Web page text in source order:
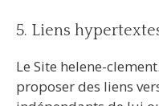
5. Liens
Le Site helene-
proposer des liens